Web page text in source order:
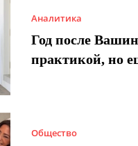
Аналитика
Год после
практикой, но
Общество